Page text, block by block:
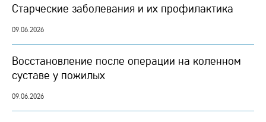
Старческие заболевания и их профилактика
09.06.2026
Восстановление после операции на коленном
суставе у пожилых
09.06.2026